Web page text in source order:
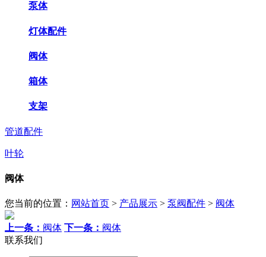
泵体
灯体配件
阀体
箱体
支架
管道配件
叶轮
阀体
您当前的位置： 网站首页 > 产品展示 > 泵阀配件 > 阀体
上一条： 阀体 下一条： 阀体
联系我们